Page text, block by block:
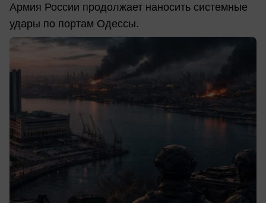
Армия России продолжает наносить системные
удары по портам Одессы.